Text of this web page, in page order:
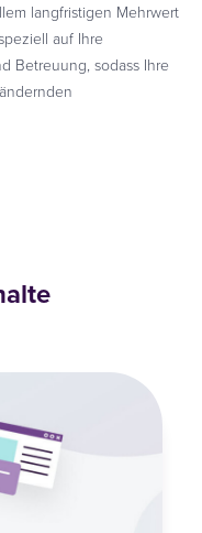
langfristigen Mehrwert
auf Ihre
Betreuung, sodass Ihre